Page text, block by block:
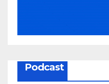
Podcast